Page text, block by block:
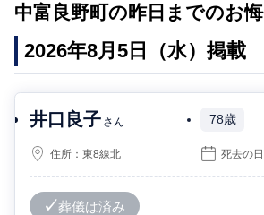
中富良野町の昨日までのお
2026年8月5日（水）掲載
井口良子 さん 78歳
住所：東8線北 死去の
葬儀は済み